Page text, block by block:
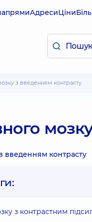
АдресиЦіни
з введенням контрасту
введенням контрасту
з контрастним